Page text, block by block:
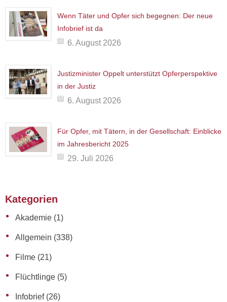
Wenn Täter und Opfer sich begegnen: Der neue
Infobrief ist da
6. August 2026
Justizminister Oppelt unterstützt Opferperspektive
in der Justiz
6. August 2026
Für Opfer, mit Tätern, in der Gesellschaft: Einblicke
im Jahresbericht 2025
29. Juli 2026
Kategorien
Akademie (1)
Allgemein (338)
Filme (21)
Flüchtlinge (5)
Infobrief(26)